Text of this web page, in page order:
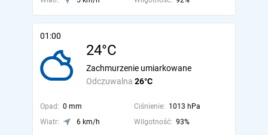
01:00
24°C
Odczuwalna 26°C
Zachmurzenie umiarkowane
Opad: 0 mm Ciśnienie: 1013 hPa
Wiatr:
6 km/h Wilgotność: 93%